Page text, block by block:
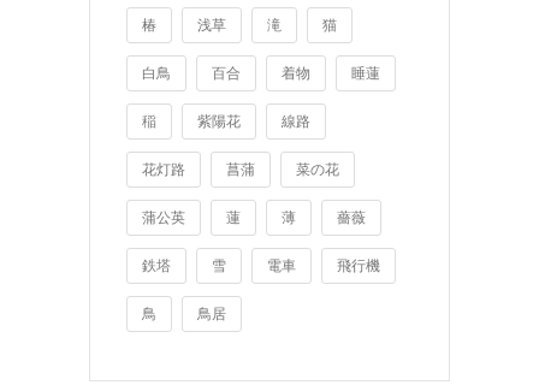
椿 浅草 滝 猫
白鳥 百合 着物 睡蓮
稲 紫陽花 線路
花灯路 菖蒲 菜の花
蒲公英 蓮 薄 薔薇
鉄塔 雪 電車 飛行機
鳥 鳥居